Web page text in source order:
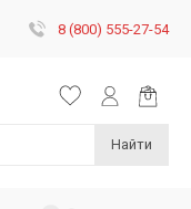
8 (800) 555-27-54
Найти